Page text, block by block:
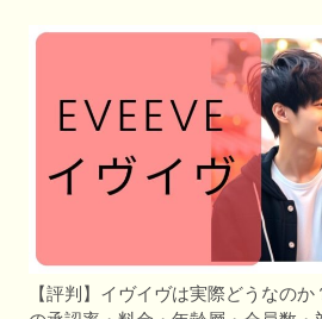
【評判】イヴイヴは実際どうなの